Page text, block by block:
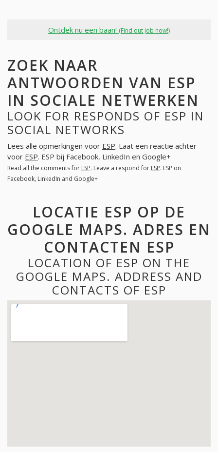
Ontdek nu een baan! (Find out job now!)
ZOEK NAAR
ANTWOORDEN VAN ESP
IN SOCIALE NETWERKEN
LOOK FOR RESPONDS OF ESP IN
SOCIAL NETWORKS
Lees alle opmerkingen voor ESP. Laat een reactie achter
voor ESP. ESP bij Facebook, LinkedIn en Google+
Read all the comments for ESP. Leave a respond for ESP. ESP on
Facebook, LinkedIn and Google+
LOCATIE ESP OP DE
GOOGLE MAPS. ADRES EN
CONTACTEN ESP
LOCATION OF ESP ON THE
GOOGLE MAPS. ADDRESS AND
CONTACTS OF ESP